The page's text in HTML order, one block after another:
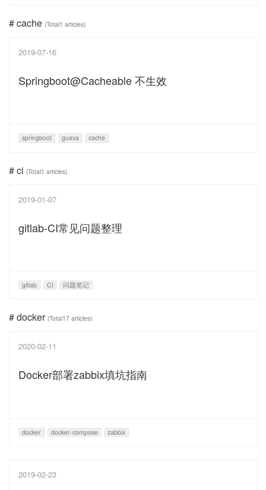
# cache (Total1 articles)
2019-07-16
Springboot@Cacheable 不生效
springboot guava cache
# ci (Total1 articles)
2019-01-07
gitlab-CI常见问题整理
gitlab CI 问题笔记
# docker (Total17 articles)
2020-02-11
Docker部署zabbix填坑指南
docker docker-compose zabbix
2019-02-23